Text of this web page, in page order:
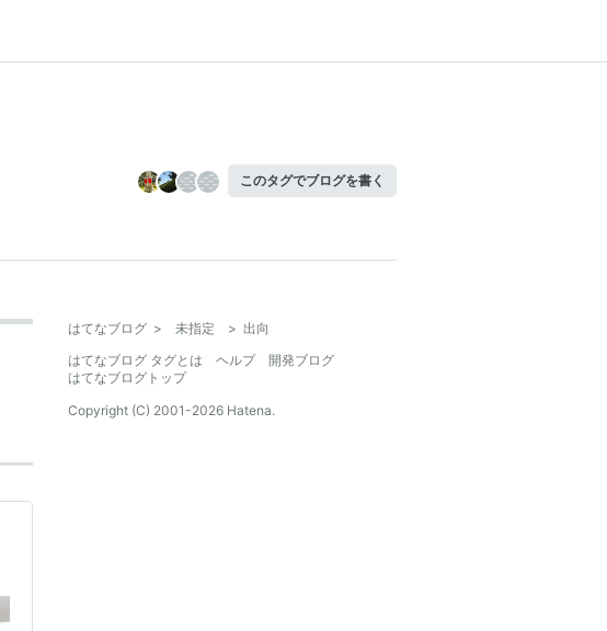
このタグでブログを書く
はてなブログ > 未指定 > 出向
はてなブログ タグとは
ヘルプ
開発ブログ
はてなブログトップ
Copyright (C) 2001-2026 Hatena.